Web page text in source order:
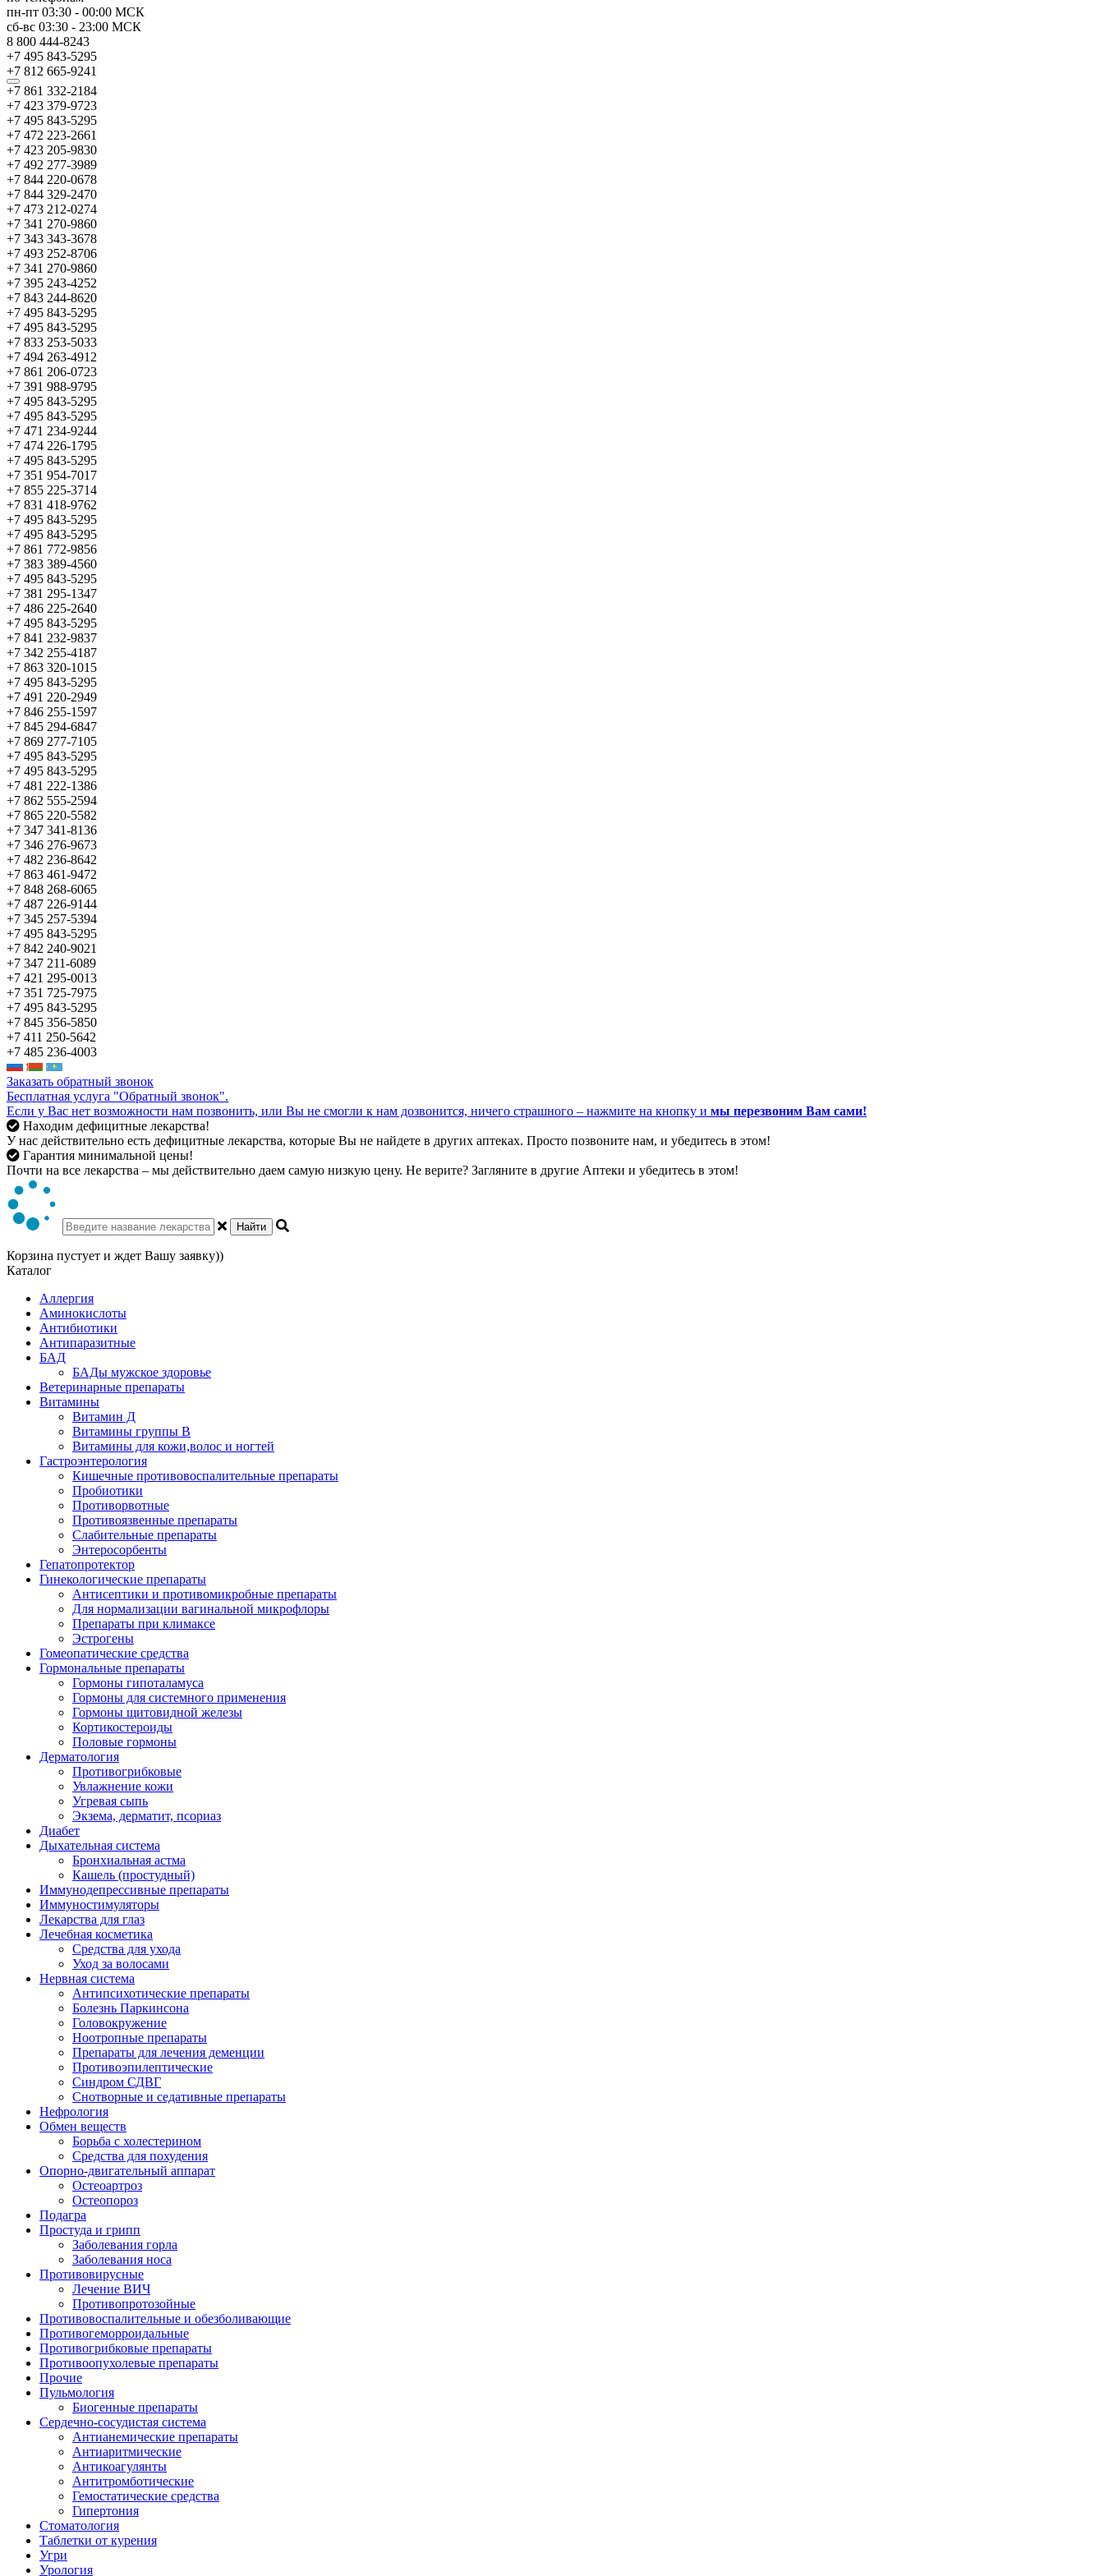
пн-пт 03:30 - 00:00 МСК
сб-вс 03:30 - 23:00 МСК
8 800 444-8243
+7 495 843-5295
+7 812 665-9241
+7 861 332-2184
+7 423 379-9723
+7 495 843-5295
+7 472 223-2661
+7 423 205-9830
+7 492 277-3989
+7 844 220-0678
+7 844 329-2470
+7 473 212-0274
+7 341 270-9860
+7 343 343-3678
+7 493 252-8706
+7 341 270-9860
+7 395 243-4252
+7 843 244-8620
+7 495 843-5295
+7 495 843-5295
+7 833 253-5033
+7 494 263-4912
+7 861 206-0723
+7 391 988-9795
+7 495 843-5295
+7 495 843-5295
+7 471 234-9244
+7 474 226-1795
+7 495 843-5295
+7 351 954-7017
+7 855 225-3714
+7 831 418-9762
+7 495 843-5295
+7 495 843-5295
+7 861 772-9856
+7 383 389-4560
+7 495 843-5295
+7 381 295-1347
+7 486 225-2640
+7 495 843-5295
+7 841 232-9837
+7 342 255-4187
+7 863 320-1015
+7 495 843-5295
+7 491 220-2949
+7 846 255-1597
+7 845 294-6847
+7 869 277-7105
+7 495 843-5295
+7 495 843-5295
+7 481 222-1386
+7 862 555-2594
+7 865 220-5582
+7 347 341-8136
+7 346 276-9673
+7 482 236-8642
+7 863 461-9472
+7 848 268-6065
+7 487 226-9144
+7 345 257-5394
+7 495 843-5295
+7 842 240-9021
+7 347 211-6089
+7 421 295-0013
+7 351 725-7975
+7 495 843-5295
+7 845 356-5850
+7 411 250-5642
+7 485 236-4003
Заказать обратный звонок
Бесплатная услуга "Обратный звонок".
Если у Вас нет возможности нам позвонить, или Вы не смогли к нам дозвонится, ничего страшного – нажмите на кнопку и мы перезвоним Вам сами!
Находим дефицитные лекарства!
У нас действительно есть дефицитные лекарства, которые Вы не найдете в других аптеках. Просто позвоните нам, и убедитесь в этом!
Гарантия минимальной цены!
Почти на все лекарства – мы действительно даем самую низкую цену. Не верите? Загляните в другие Аптеки и убедитесь в этом!
Найти
Корзина пустует и ждет Вашу заявку))
Каталог
Аллергия
Аминокислоты
Антибиотики
Антипаразитные
БАД
БАДы мужское здоровье
Ветеринарные препараты
Витамины
Витамин Д
Витамины группы В
Витамины для кожи,волос и ногтей
Гастроэнтерология
Кишечные противовоспалительные препараты
Пробиотики
Противорвотные
Противоязвенные препараты
Слабительные препараты
Энтеросорбенты
Гепатопротектор
Гинекологические препараты
Антисептики и противомикробные препараты
Для нормализации вагинальной микрофлоры
Препараты при климаксе
Эстрогены
Гомеопатические средства
Гормональные препараты
Гормоны гипоталамуса
Гормоны для системного применения
Гормоны щитовидной железы
Кортикостероиды
Половые гормоны
Дерматология
Противогрибковые
Увлажнение кожи
Угревая сыпь
Экзема, дерматит, псориаз
Диабет
Дыхательная система
Бронхиальная астма
Кашель (простудный)
Иммунодепрессивные препараты
Иммуностимуляторы
Лекарства для глаз
Лечебная косметика
Средства для ухода
Уход за волосами
Нервная система
Антипсихотические препараты
Болезнь Паркинсона
Головокружение
Ноотропные препараты
Препараты для лечения деменции
Противоэпилептические
Синдром СДВГ
Снотворные и седативные препараты
Нефрология
Обмен веществ
Борьба с холестерином
Средства для похудения
Опорно-двигательный аппарат
Остеоартроз
Остеопороз
Подагра
Простуда и грипп
Заболевания горла
Заболевания носа
Противовирусные
Лечение ВИЧ
Противопротозойные
Противовоспалительные и обезболивающие
Противогеморроидальные
Противогрибковые препараты
Противоопухолевые препараты
Прочие
Пульмология
Биогенные препараты
Сердечно-сосудистая система
Антианемические препараты
Антиаритмические
Антикоагулянты
Антитромботические
Гемостатические средства
Гипертония
Стоматология
Таблетки от курения
Угри
Урология